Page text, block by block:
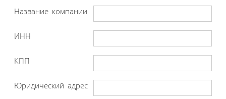
Название компании
ИНН
КПП
Юридический адрес